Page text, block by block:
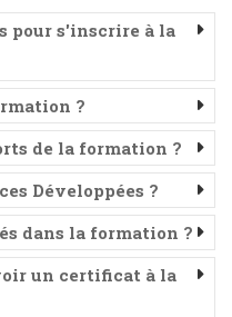
pour s'inscrire à la
?
de la formation ?
Développées ?
dans la formation ?
un certificat à la